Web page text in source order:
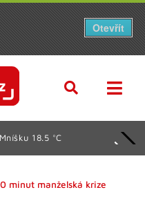
18.5 °C
minut manželská krize
Otevřít